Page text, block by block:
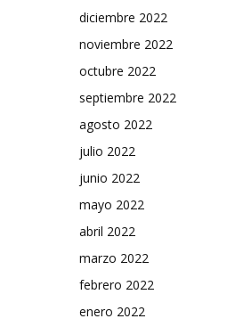
diciembre 2022
noviembre 2022
octubre 2022
septiembre 2022
agosto 2022
julio 2022
junio 2022
mayo 2022
abril 2022
marzo 2022
febrero 2022
enero 2022